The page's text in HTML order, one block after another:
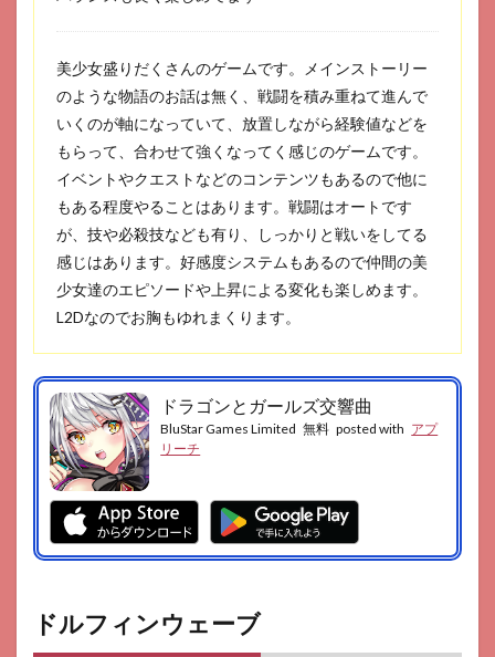
美少女盛りだくさんのゲームです。メインストーリー
のような物語のお話は無く、戦闘を積み重ねて進んで
いくのが軸になっていて、放置しながら経験値などを
もらって、合わせて強くなってく感じのゲームです。
イベントやクエストなどのコンテンツもあるので他に
もある程度やることはあります。戦闘はオートです
が、技や必殺技なども有り、しっかりと戦いをしてる
感じはあります。好感度システムもあるので仲間の美
少女達のエピソードや上昇による変化も楽しめます。
L2Dなのでお胸もゆれまくります。
ドラゴンとガールズ交響曲
BluStar Games Limited 無料 posted with アプ
リーチ
ドルフィンウェーブ